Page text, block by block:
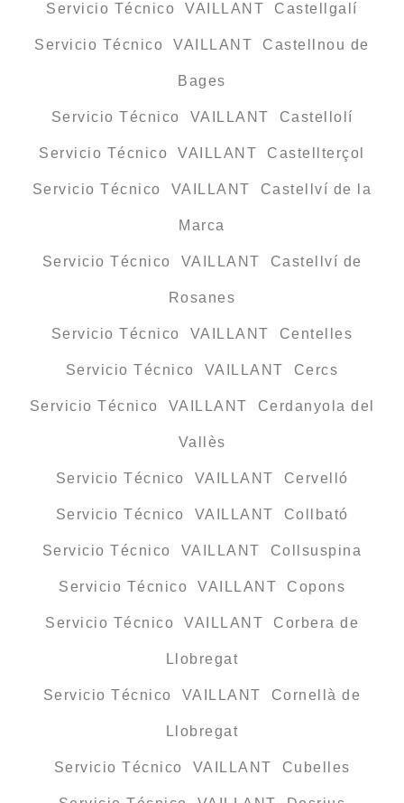
Servicio Técnico VAILLANT Castellgalí
Servicio Técnico VAILLANT Castellnou de
Bages
Servicio Técnico VAILLANT Castellolí
Servicio Técnico VAILLANT Castellterçol
Servicio Técnico VAILLANT Castellví de la
Marca
Servicio Técnico VAILLANT Castellví de
Rosanes
Servicio Técnico VAILLANT Centelles
Servicio Técnico VAILLANT Cercs
Servicio Técnico VAILLANT Cerdanyola del
Vallès
Servicio Técnico VAILLANT Cervelló
Servicio Técnico VAILLANT Collbató
Servicio Técnico VAILLANT Collsuspina
Servicio Técnico VAILLANT Copons
Servicio Técnico VAILLANT Corbera de
Llobregat
Servicio Técnico VAILLANT Cornellà de
Llobregat
Servicio Técnico VAILLANT Cubelles